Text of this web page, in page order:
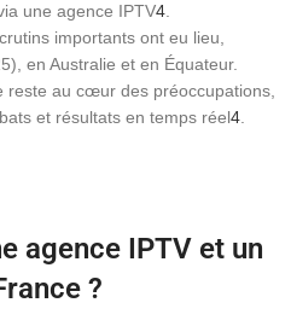
une agence IPTV4
importants ont eu lieu,
en Australie et en Équateur.
reste au cœur des préoccupations,
et résultats en temps réel4
agence IPTV et un
?